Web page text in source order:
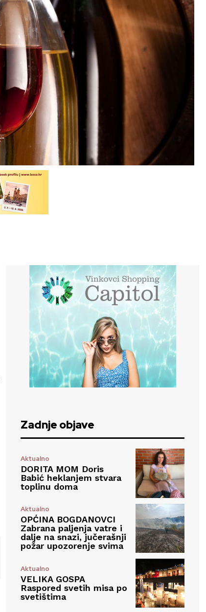
Zadnje objave
Aktualno
DORITA MOM Doris
Babić heklanjem stvara
toplinu doma
Aktualno
OPĆINA BOGDANOVCI
Zabrana paljenja vatre i
dalje na snazi, jučerašnji
požar upozorenje svima
Aktualno
VELIKA GOSPA
Raspored svetih misa po
svetištima